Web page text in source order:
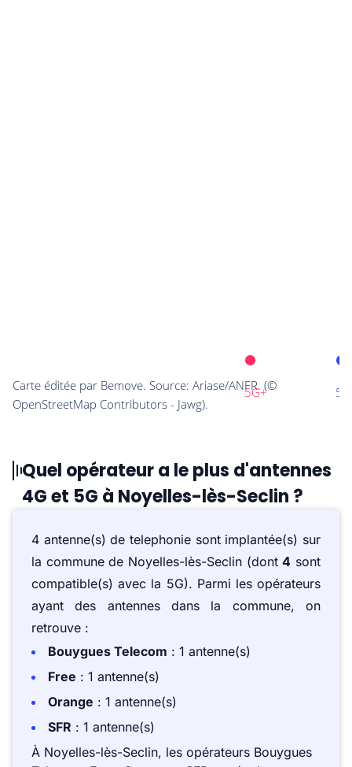
Quel opérateur a le plus d'antennes
4G et 5G à Noyelles-lès-Seclin ?
4 antenne(s) de telephonie sont implantée(s) sur
la commune de Noyelles-lès-Seclin (dont4 sont
compatible(s) avec la 5G). Parmi les opérateurs
ayant des antennes dans la commune, on
retrouve :
Bouygues Telecom : 1 antenne(s)
Free : 1 antenne(s)
Orange : 1 antenne(s)
SFR : 1 antenne(s)
À Noyelles-lès-Seclin, les opérateurs Bouygues